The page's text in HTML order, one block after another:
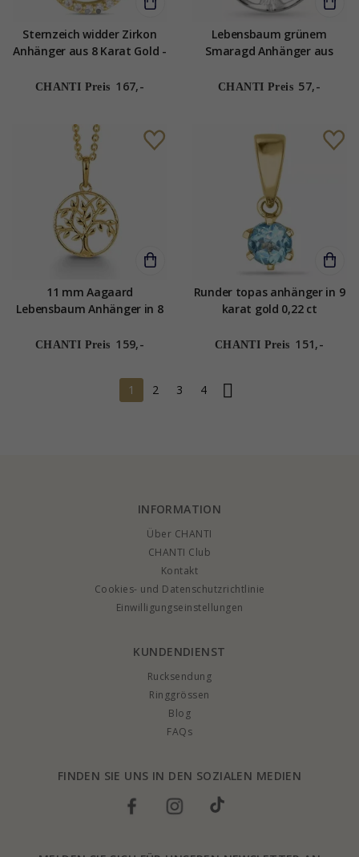
Sternzeich widder Zirkon
Anhänger aus 8 Karat Gold -
CHANTI Preis 167,-
Lebensbaum grünem
Smaragd Anhänger aus
CHANTI Preis 57,-
11 mm Aagaard
Lebensbaum Anhänger in 8
Silberhalskette
CHANTI Preis 159,-
Runder topas anhänger in 9
karat gold 0,22 ct
CHANTI Preis 151,-
1 2 3 4
INFORMATION
Über CHANTI
CHANTI Club
Kontakt
Cookies- und Datenschutzrichtlinie
Einwilligungseinstellungen
KUNDENDIENST
Rucksendung
Ringgrössen
Blog
FAQs
FINDEN SIE UNS IN DEN SOZIALEN MEDIEN